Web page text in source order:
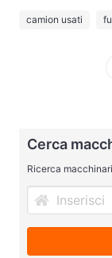
camion usati
Cerca
Ricerca